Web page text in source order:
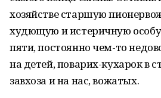
хозяйстве старшую
худющую и истеричную
пяти, постоянно чем-то
на детей, поварих-кухарок в
завхоза и на нас, вожатых.